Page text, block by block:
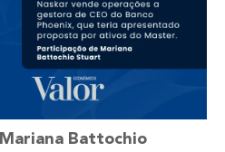
Mariana Battochio